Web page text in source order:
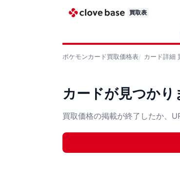
買取表
ポケモンカード買取価格表 カード詳細
カードが見つかり
買取価格の掲載が終了したか、